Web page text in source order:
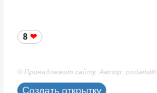
8
© Принадлежит сайту. Автор: podaristih
Создать открытку